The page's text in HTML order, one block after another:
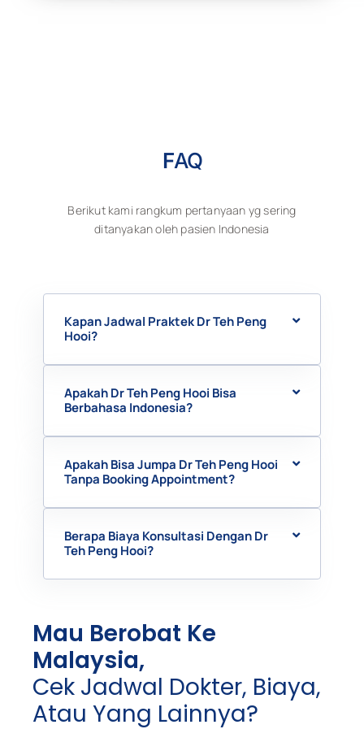
FAQ
Berikut kami rangkum pertanyaan yg sering
ditanyakan oleh pasien Indonesia
Kapan Jadwal Praktek Dr Teh Peng
Hooi?
Apakah Dr Teh Peng Hooi Bisa
Berbahasa Indonesia?
Apakah Bisa Jumpa Dr Teh Peng Hooi
Tanpa Booking Appointment?
Berapa Biaya Konsultasi Dengan Dr
Teh Peng Hooi?
Mau Berobat Ke
Malaysia,
Cek Jadwal Dokter, Biaya,
Atau Yang Lainnya?